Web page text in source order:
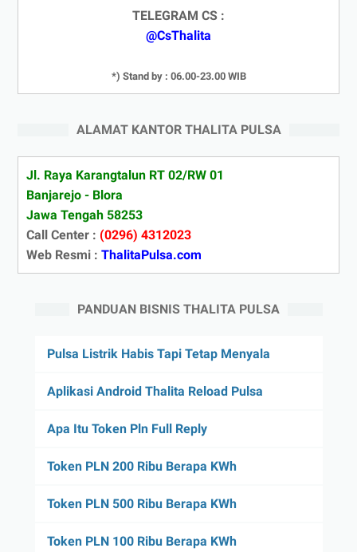
TELEGRAM CS :
@CsThalita
*) Stand by : 06.00-23.00 WIB
ALAMAT KANTOR THALITA PULSA
Jl. Raya Karangtalun RT 02/RW 01
Banjarejo - Blora
Jawa Tengah 58253
Call Center : (0296) 4312023
Web Resmi : ThalitaPulsa.com
PANDUAN BISNIS THALITA PULSA
Pulsa Listrik Habis Tapi Tetap Menyala
Aplikasi Android Thalita Reload Pulsa
Apa Itu Token Pln Full Reply
Token PLN 200 Ribu Berapa KWh
Token PLN 500 Ribu Berapa KWh
Token PLN 100 Ribu Berapa KWh